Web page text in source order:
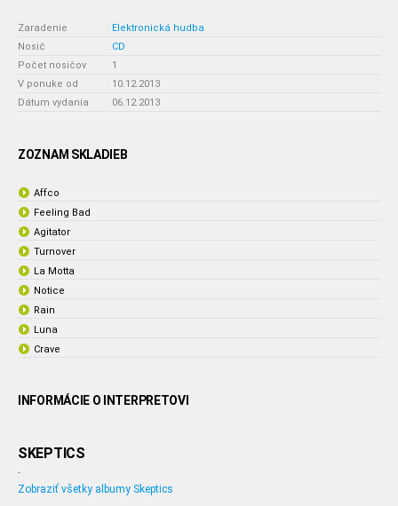
Zaradenie : Elektronická hudba
Nosič
: CD
Počet nosičov
: 1
V ponuke od
: 10.12.2013
Dátum vydania
: 06.12.2013
ZOZNAM SKLADIEB
Affco
Feeling Bad
Agitator
Turnover
La Motta
Notice
Rain
Luna
Crave
INFORMÁCIE O INTERPRETOVI
SKEPTICS
-
Zobraziť všetky albumy Skeptics